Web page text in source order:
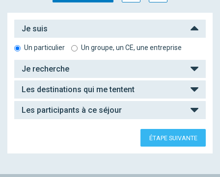
Je suis
Un particulier Un groupe, un CE, une entreprise
Je recherche
Les destinations qui me tentent
Les participants à ce séjour
ÉTAPE SUIVANTE